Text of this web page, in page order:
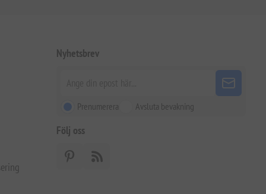
Nyhetsbrev
Prenumerera Avsluta bevakning
Följ oss